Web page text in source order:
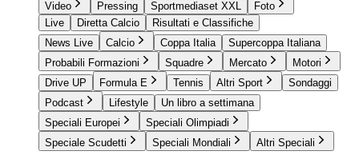
Video Pressing Sportmediaset XXL
Foto
Live
Diretta Calcio
Risultati e Classifiche
News Live
Calcio Coppa Italia
Supercoppa Italiana
Probabili Formazioni
Squadre Mercato
Motori
Drive UP
Formula E Tennis Altri Sport
Sondaggi
Podcast
Lifestyle
Un libro a settimana
Speciali Europei
Speciali Olimpiadi
Speciale Scudetti
Speciali Mondiali Altri Speciali